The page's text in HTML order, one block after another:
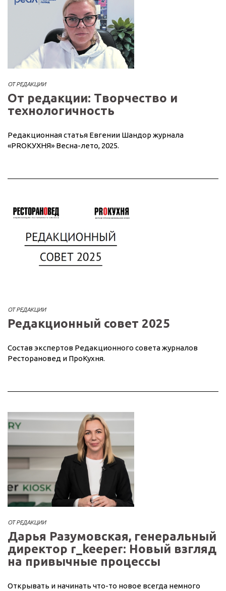
ОТ РЕДАКЦИИ
От редакции: Творчество и
технологичность
Редакционная статья Евгении Шандор журнала
«PROКУХНЯ» Весна-лето, 2025.
ОТ РЕДАКЦИИ
Редакционный совет 2025
Состав экспертов Редакционного совета журналов
Ресторановед и ПроКухня.
ОТ РЕДАКЦИИ
Дарья Разумовская, генеральный
директор r_keeper: Новый взгляд
на привычные процессы
Открывать и начинать что-то новое всегда немного